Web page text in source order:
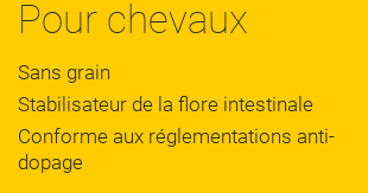
Pour chevaux
Sans grain
Stabilisateur de la flore intestinale
Conforme aux réglementations anti-
dopage